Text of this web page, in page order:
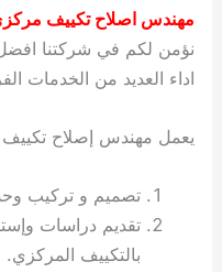
مهندس اصلاح تكييف
نؤمن لكم في شركتنا
اداء العديد من الخدمات
يعمل مهندس إصلاح
تصميم و تركيب
تقديم دراسات
بالتكييف المركزي.